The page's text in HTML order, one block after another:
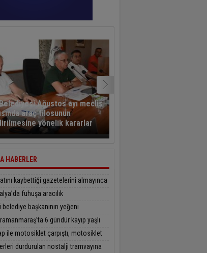
Ağustos ayı meclis
araç filosunun
yönelik kararlar
HABERLER
kaybettiği gazetelerini almayınca
fuhuşa aracılık
7 tutuklama
belediye başkanının yeğeni
hayatını kaybetti
6 gündür kayıp yaşlı
Barajı’nda cansız bedeni bulundu
ile motosiklet çarpıştı, motosiklet
durdurulan nostalji tramvayına